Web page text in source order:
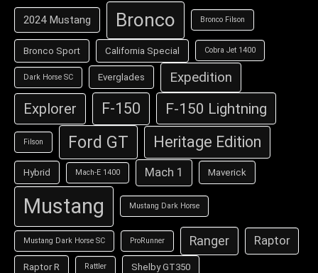
2024 Mustang Bronco Bronco Filson
Bronco Sport California Special Cobra Jet 1400
Dark Horse SC Everglades Expedition
Explorer F-150 F-150 Lightning
Filson Ford GT Heritage Edition
Hybrid Mach-E 1400 Mach 1 Maverick
Mustang Mustang Dark Horse
Mustang Dark Horse SC ProRunner Ranger Raptor
Raptor R Rattler Shelby GT350